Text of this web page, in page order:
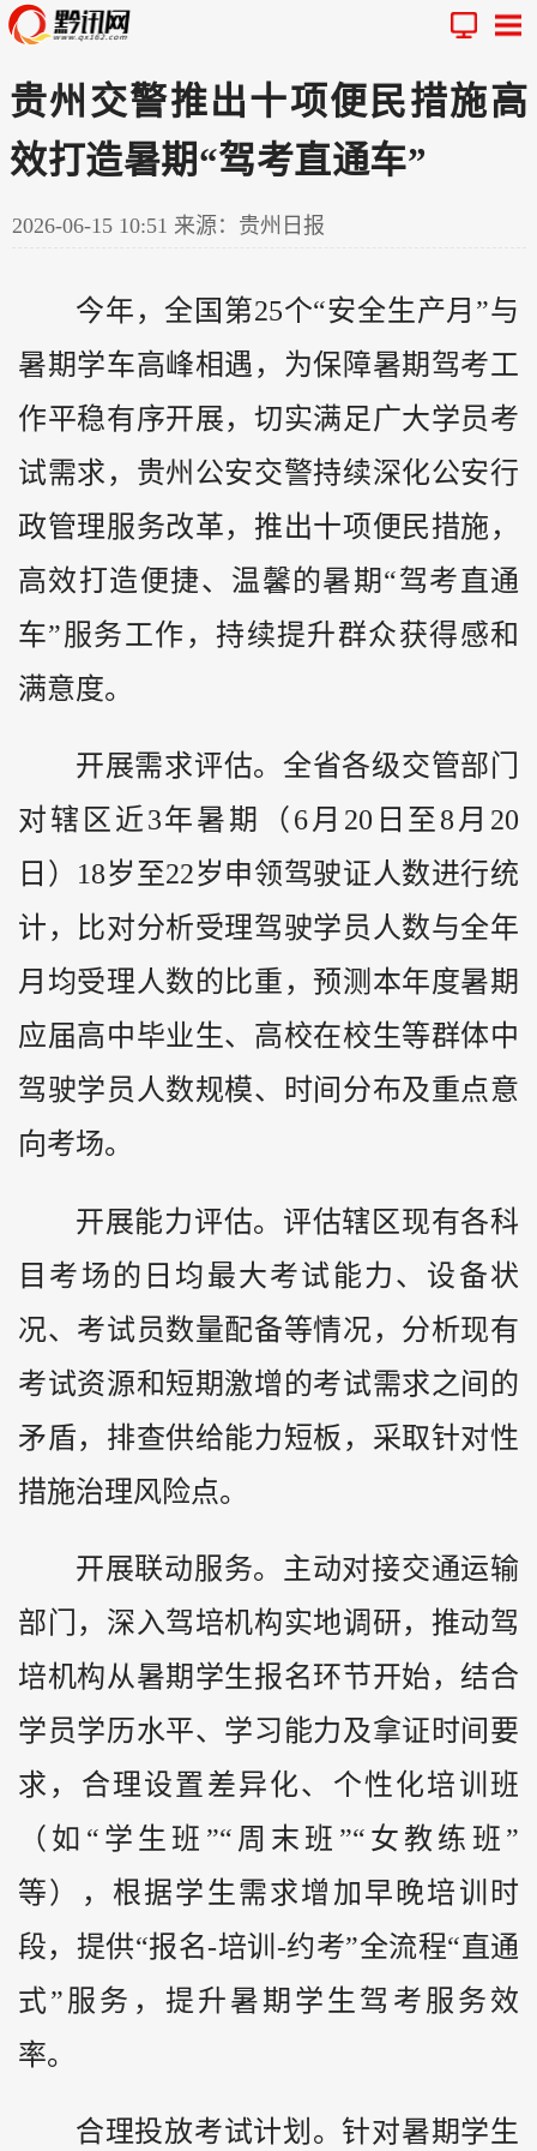
贵州交警推出十项便民措施高
效打造暑期“驾考直通车”
2026-06-15 10:51 来源：贵州日报
今年，全国第25个“安全生产月”与
暑期学车高峰相遇，为保障暑期驾考工
作平稳有序开展，切实满足广大学员考
试需求， 贵州 公安交警持续深化公安行
政管理服务改革，推出十项便民措施，
高效打造便捷、温馨的暑期“驾考直通
车”服务工作，持续提升群众获得感和
满意度。
开展需求评估。全省各级交管部门
对辖区近3年暑期（6月20日至8月20
日）18岁至22岁申领驾驶证人数进行统
计，比对分析受理驾驶学员人数与全年
月均受理人数的比重，预测本年度暑期
应届高中毕业生、高校在校生等群体中
驾驶学员人数规模、时间分布及重点意
向考场。
开展能力评估。评估辖区现有各科
目考场的日均最大考试能力、设备状
况、考试员数量配备等情况，分析现有
考试资源和短期激增的考试需求之间的
矛盾，排查供给能力短板，采取针对性
措施治理风险点。
开展联动服务。主动对接交通运输
部门，深入驾培机构实地调研，推动驾
培机构从暑期学生报名环节开始，结合
学员学历水平、学习能力及拿证时间要
求，合理设置差异化、个性化培训班
（如“学生班”“周末班”“女教练班”
等），根据学生需求增加早晚培训时
段，提供“报名-培训-约考”全流程“直通
式”服务，提升暑期学生驾考服务效
率。
合理投放考试计划。针对暑期学生